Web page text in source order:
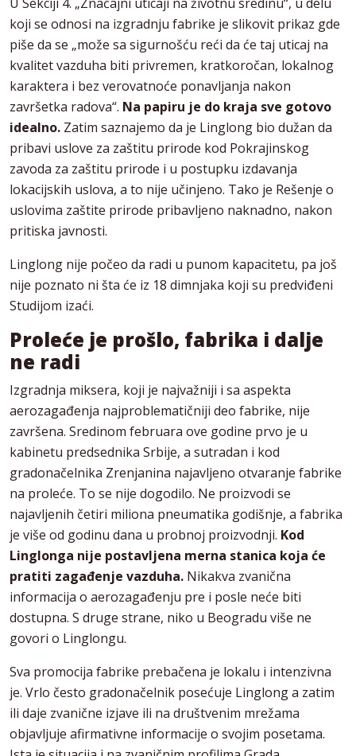
koji se odnosi na izgradnju fabrike је slikovit prikaz gde
piše da se „može sa sigurnošću reći da će taj uticaj na
kvalitet vazduha biti privremen, kratkoročan, lokalnog
karaktera i bez verovatnoće ponavljanja nakon
završetka radova“. Na papiru je do kraja sve gotovo
idealno. Zatim saznajemo da je Linglong bio dužan da
pribavi uslove za zaštitu prirode kod Pokrajinskog
zavoda za zaštitu prirode i u postupku izdavanja
lokacijskih uslova, a to nije učinjeno. Tako je Rešenje o
uslovima zaštite prirode pribavljeno naknadno, nakon
pritiska javnosti.
Linglong nije počeo da radi u punom kapacitetu, pa još
nije poznato ni šta će iz 18 dimnjaka koji su predviđeni
Studijom izaći.
Proleće je prošlo, fabrika i dalje
ne radi
Izgradnja miksera, koji je najvažniji i sa aspekta
aerozagađenja najproblematičniji deo fabrike, nije
završena. Sredinom februara ove godine prvo je u
kabinetu predsednika Srbije, a sutradan i kod
gradonačelnika Zrenjanina najavljeno otvaranje fabrike
na proleće. To se nije dogodilo. Ne proizvodi se
najavljenih četiri miliona pneumatika godišnje, a fabrika
je više od godinu dana u probnoj proizvodnji. Kod
Linglonga nije postavljena merna stanica koja će
pratiti zagađenje vazduha. Nikakva zvanična
informacija o aerozagađenju pre i posle neće biti
dostupna. S druge strane, niko u Beogradu više ne
govori o Linglongu.
Sva promocija fabrike prebačena je lokalu i intenzivna
je. Vrlo često gradonačelnik posećuje Linglong a zatim
ili daje zvanične izjave ili na društvenim mrežama
objavljuje afirmativne informacije o svojim posetama.